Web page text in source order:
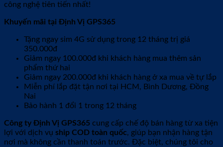
công nghệ tiên tiến nhất!
Khuyến mãi tại Định Vị GPS365
Tặng ngay sim 4G sử dụng trong 12 tháng trị giá
350.000đ
Giảm ngay 100.000đ khi khách hàng mua thêm sản
phẩm thứ hai
Giảm ngay 200.000đ khi khách hàng ở xa mua về tự lắp
Miễn phí lắp đặt tận nơi tại HCM, Bình Dương, Đồng
Nai
Bảo hành 1 đổi 1 trong 12 tháng
Công ty Định Vị GPS365 cung cấp chế độ bán hàng từ xa tiện
lợi với dịch vụ ship COD toàn quốc, giúp bạn nhận hàng tận
nơi mà không cần thanh toán trước. Đặc biệt, chúng tôi cho